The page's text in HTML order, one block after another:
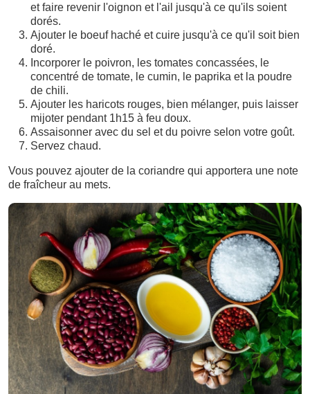
et faire revenir l'oignon et l'ail jusqu'à ce qu'ils soient
dorés.
Ajouter le boeuf haché et cuire jusqu'à ce qu'il soit bien
doré.
Incorporer le poivron, les tomates concassées, le
concentré de tomate, le cumin, le paprika et la poudre
de chili.
Ajouter les haricots rouges, bien mélanger, puis laisser
mijoter pendant 1h15 à feu doux.
Assaisonner avec du sel et du poivre selon votre goût.
Servez chaud.
Vous pouvez ajouter de la coriandre qui apportera une note
de fraîcheur au mets.